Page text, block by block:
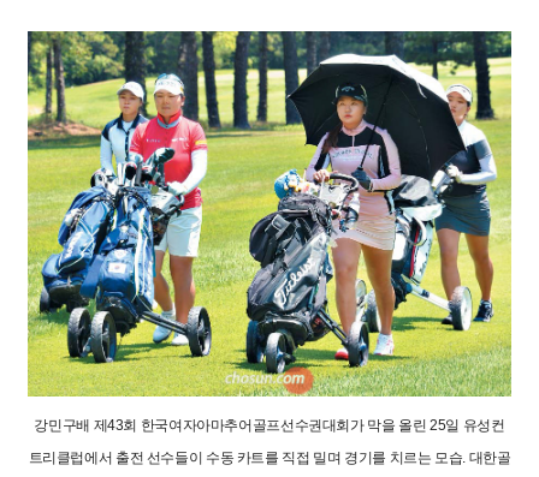
강민구배 제43회 한국여자아마추어골프선수권대회가 막을 올린 25일 유성컨
트리클럽에서 출전 선수들이 수동 카트를 직접 밀며 경기를 치르는 모습. 대한골